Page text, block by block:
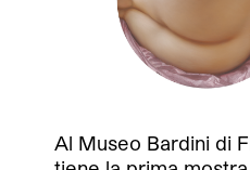
Al Museo Bardini di